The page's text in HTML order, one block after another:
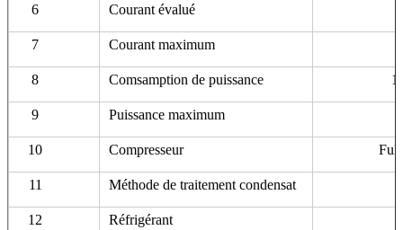
6 Courant évalué
7 Courant maximum
8 Comsamption de puissance
9 Puissance maximum
10 Compresseur
11 Méthode de traitement condensat
12 Réfrigérant